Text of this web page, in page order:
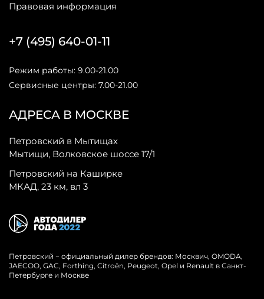
Правовая информация
АДРЕСА В МОСКВЕ
Петровский в Мытищах
Мытищи, Волковское шоссе 17/1
Петровский на Каширке
МКАД, 23 км, вл 3
+7 (495) 640-01-11
Режим работы: 9.00-21.00
Сервисные центры: 7.00-21.00
Петровский − официальный дилер брендов: Москвич, OMODA,
JAECOO, GAC, Forthing, Citroёn, Peugeot, Opel и Renault в Санкт-
Петербурге и Москве